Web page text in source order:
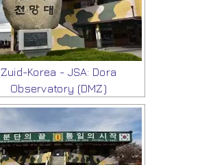
Zuid-Korea - JSA: Dora
Observatory (DMZ)